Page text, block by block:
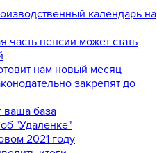
календарь на
часть пенсии может стать
нам новый месяц
закрепят до
ваша база
"Удаленке"
2021 году